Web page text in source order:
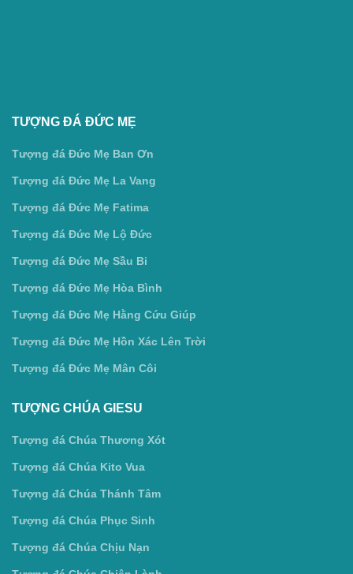
TƯỢNG ĐÁ ĐỨC MẸ
Tượng đá Đức Mẹ Ban Ơn
Tượng đá Đức Mẹ La Vang
Tượng đá Đức Mẹ Fatima
Tượng đá Đức Mẹ Lộ Đức
Tượng đá Đức Mẹ Sầu Bi
Tượng đá Đức Mẹ Hòa Bình
Tượng đá Đức Mẹ Hằng Cứu Giúp
Tượng đá Đức Mẹ Hồn Xác Lên Trời
Tượng đá Đức Mẹ Mân Côi
TƯỢNG CHÚA GIESU
Tượng đá Chúa Thương Xót
Tượng đá Chúa Kito Vua
Tượng đá Chúa Thánh Tâm
Tượng đá Chúa Phục Sinh
Tượng đá Chúa Chịu Nạn